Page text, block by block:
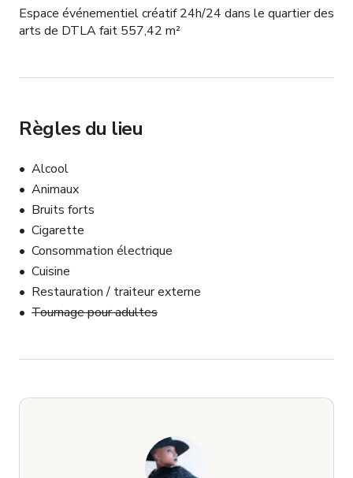
Espace événementiel créatif 24h/24 dans le quartier des
arts de DTLA fait 557,42 m²
Règles du lieu
Alcool
Animaux
Bruits forts
Cigarette
Consommation électrique
Cuisine
Restauration / traiteur externe
Tournage pour adultes